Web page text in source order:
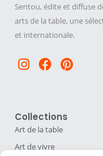
Sentou, édite et diffuse
arts de la table, une
et internationale.
Instagram
Facebook
Collections
Art de la table
Art de vivre